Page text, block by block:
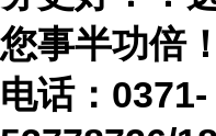
您事半功倍
电话： 0371-